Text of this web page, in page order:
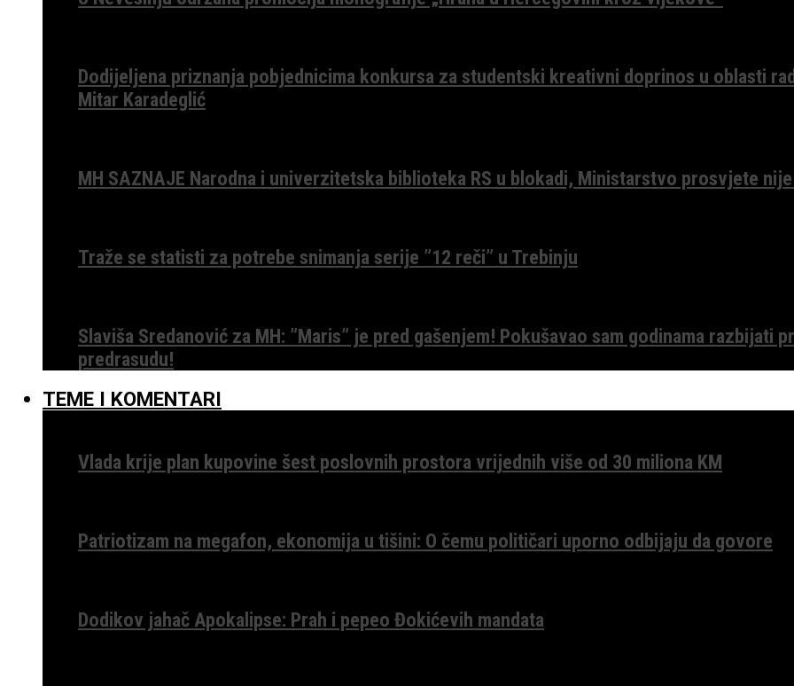
Dodijeljena priznanja pobjednicima konkursa za studentski kreativni doprinos u oblasti
Mitar Karadeglić
MH SAZNAJE Narodna i univerzitetska biblioteka RS u blokadi, Ministarstvo prosvjete nije
Traže se statisti za potrebe snimanja serije ”12 reči” u Trebinju
Slaviša Sredanović za MH: ”Maris” je pred gašenjem! Pokušavao sam godinama razbijati
predrasudu!
TEME I KOMENTARI
Vlada krije plan kupovine šest poslovnih prostora vrijednih više od 30 miliona KM
Patriotizam na megafon, ekonomija u tišini: O čemu političari uporno odbijaju da govore
Dodikov jahač Apokalipse: Prah i pepeo Đokićevih mandata